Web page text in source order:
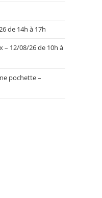
de 14h à 17h
– 12/08/26 de 10h à
pochette –